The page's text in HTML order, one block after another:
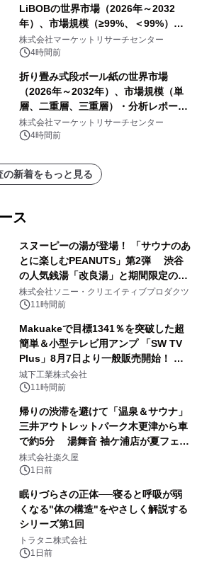
LiBOBの世界市場（2026年～2032
年）、市場規模（≥99%、＜99%）・
分析レポートを発表
株式会社マーケットリサーチセンター
4時間前
折り畳み式段ボール紙の世界市場
（2026年～2032年）、市場規模（単
層、二重層、三重層）・分析レポート
を発表
株式会社マーケットリサーチセンター
4時間前
の新着をもっと見る
ス
スヌーピーの湯が登場！ 「サウナのあ
とに楽しむPEANUTS」第2弾 渋谷
の人気銭湯「改良湯」と期間限定のコ
ラボレーション サウナイキタイコラ
ボグッズも発売決定！
株式会社ソニー・クリエイティブプロダクツ
11時間前
Makuakeで目標1341％を突破した超
簡単＆小型テレビ用アンプ 「SW TV
Plus」8月7日より一般販売開始！ ケ
ーブル1本つなぐだけ、テレビの音が
ぐっと豊かに
城下工業株式会社
11時間前
帰りの渋滞を避けて「温泉＆サウナ」
三井アウトレットパーク木更津から車
で約5分 湯舞音 袖ケ浦店が夏フェア
メニューを提供
株式会社楽久屋
1日前
眠りづらさの正体──寝ると呼吸が弱
くなる"体の構造"をやさしく解説する
シリーズ第1回
トラタニ株式会社
1日前